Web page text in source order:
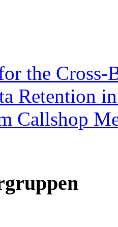
the Cross-
Retention
Callshop